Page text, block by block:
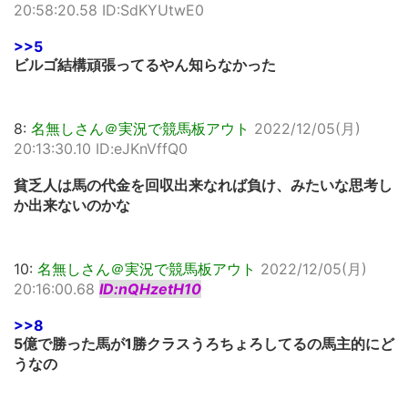
20:58:20.58 ID:SdKYUtwE0
>>5
ビルゴ結構頑張ってるやん知らなかった
8: 名無しさん＠実況で競馬板アウト 2022/12/05(月)
20:13:30.10 ID:eJKnVffQ0
貧乏人は馬の代金を回収出来なれば負け、みたいな思考し
か出来ないのかな
10: 名無しさん＠実況で競馬板アウト 2022/12/05(月)
20:16:00.68 ID:nQHzetH10
>>8
5億で勝った馬が1勝クラスうろちょろしてるの馬主的にど
うなの